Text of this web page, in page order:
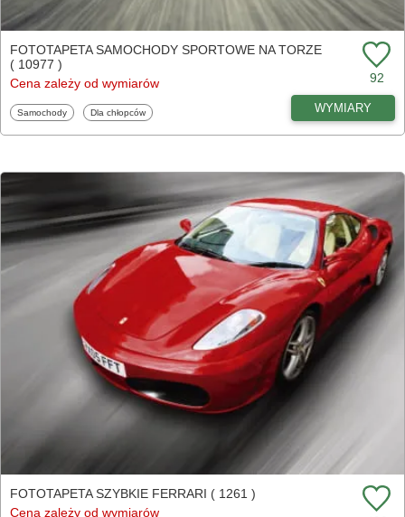
FOTOTAPETA SAMOCHODY SPORTOWE NA TORZE
( 10977 )
Cena zależy od wymiarów
92
Fototapety
Samochody Fototapety
Dla chłopców WYMIARY
FOTOTAPETA SZYBKIE FERRARI ( 1261 )
Cena zależy od wymiarów